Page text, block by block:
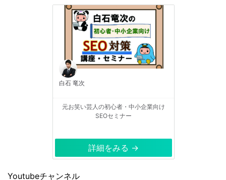
白石 竜次
元お笑い芸人の初心者・中小企業向け
SEOセミナー
詳細をみる →
Youtubeチャンネル